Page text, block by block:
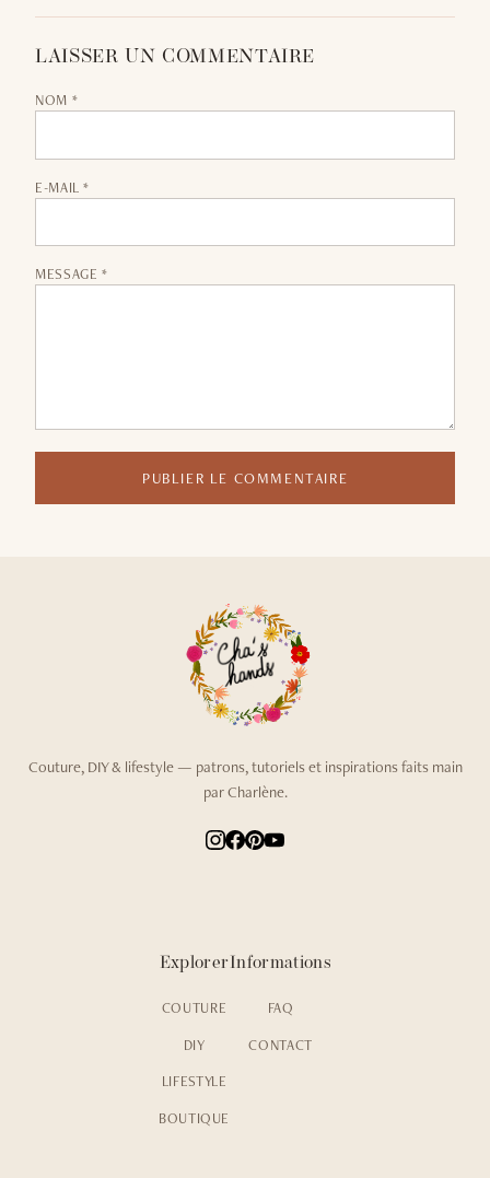
LAISSER UN COMMENTAIRE
NOM *
E-MAIL *
MESSAGE *
PUBLIER LE COMMENTAIRE
Couture, DIY & lifestyle — patrons, tutoriels et inspirations faits main
par Charlène.
Explorer
COUTURE
DIY
LIFESTYLE
BOUTIQUE
Informations
FAQ
CONTACT